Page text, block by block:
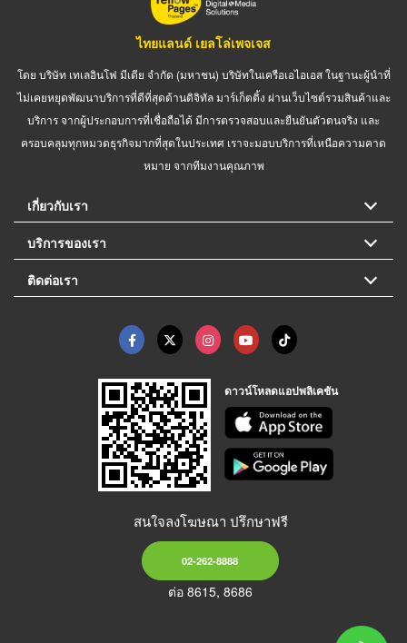
ไทยแลนด์ เยลโล่เพจเจส
โดย บริษัท เทเลอินโฟ มีเดีย จำกัด (มหาชน) บริษัทในเครือเอไอเอส ในฐานะผู้นำที่
ไม่เคยหยุดพัฒนาบริการที่ดีที่สุดด้านดิจิทัล มาร์เก็ตติ้ง ผ่านเว็บไซต์รวมสินค้าและ
บริการ จากผู้ประกอบการที่เชื่อถือได้ มีการตรวจสอบและยืนยันตัวตนจริง และ
ครอบคลุมทุกหมวดธุรกิจมากที่สุดในประเทศ เราจะมอบบริการที่เหนือความคาด
หมาย จากทีมงานคุณภาพ
เกี่ยวกับเรา
บริการของเรา
ติดต่อเรา
ดาวน์โหลดแอปพลิเคชัน
สนใจลงโฆษณา ปรึกษาฟรี
02-262-8888
ต่อ 8615, 8686